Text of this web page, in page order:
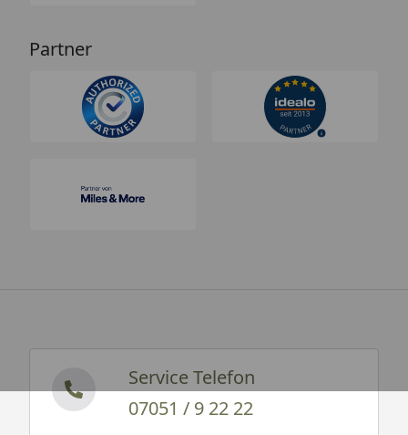
Partner
Service Telefon
07051 / 9 22 22